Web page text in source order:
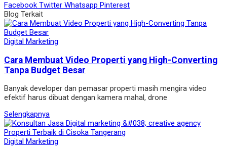
Facebook Twitter Whatsapp Pinterest
Blog Terkait
Digital Marketing
Cara Membuat Video Properti yang High-Converting
Tanpa Budget Besar
Banyak developer dan pemasar properti masih mengira video
efektif harus dibuat dengan kamera mahal, drone
Selengkapnya
Digital Marketing